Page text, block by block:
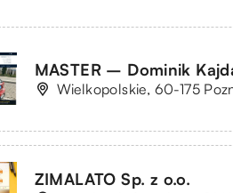
MASTER – Dominik
Wielkopolskie, 60-175
ZIMALATO Sp. z o.o.